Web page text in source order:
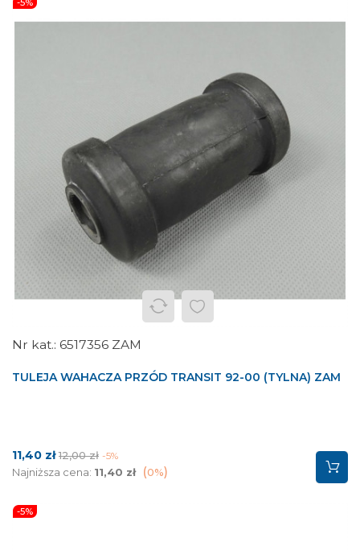
-5%
6517356 ZAM
TULEJA WAHACZA PRZÓD TRANSIT 92-00 (TYLNA) ZAM
Cena
11,40 złCena
podstawowa
12,00 zł -5%
Najniższa cena: 11,40 zł 0%
-5%